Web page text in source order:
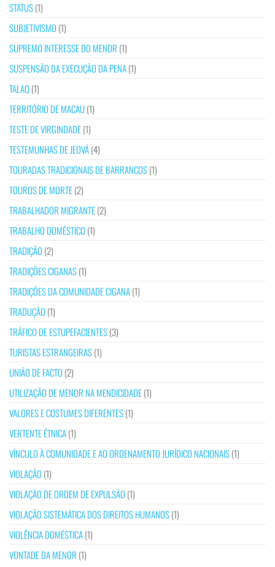
STATUS(1)
SUBJETIVISMO (1)
SUPREMO INTERESSE DO MENOR (1)
SUSPENSÃO DA EXECUÇÃO DA PENA(1)
TALAQ(1)
TERRITÓRIO DE MACAU(1)
TESTE DE VIRGINDADE(1)
TESTEMUNHAS DE JEOVÁ(4)
TOURADAS TRADICIONAIS DE BARRANCOS(1)
TOUROS DE MORTE(2)
TRABALHADOR MIGRANTE(2)
TRABALHO DOMÉSTICO (1)
TRADIÇÃO (2)
TRADIÇÕES CIGANAS(1)
TRADIÇÕES DA COMUNIDADE CIGANA(1)
TRADUÇÃO (1)
TRÁFICO DE ESTUPEFACIENTES(3)
TURISTAS ESTRANGEIRAS(1)
UNIÃO DE FACTO (2)
UTILIZAÇÃO DE MENOR NA MENDICIDADE(1)
VALORES E COSTUMES DIFERENTES(1)
VERTENTE ÉTNICA(1)
VÍNCULO À COMUNIDADE E AO ORDENAMENTO JURÍDICO NACIONAIS(1)
VIOLAÇÃO (1)
VIOLAÇÃO DE ORDEM DE EXPULSÃO (1)
VIOLAÇÃO SISTEMÁTICA DOS DIREITOS HUMANOS(1)
VIOLÊNCIA DOMÉSTICA(1)
VONTADE DA MENOR (1)